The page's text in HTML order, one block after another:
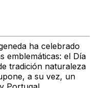
ha celebrado
emblemáticas: el Día
tradición naturaleza
a su vez, un